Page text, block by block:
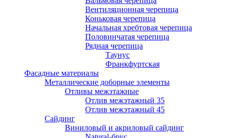
Вентиляционная черепица
Коньковая черепица
Начальная хребтовая черепица
Половинчатая черепица
Рядная черепица
Таунус
Франкфуртская
Фасадные материалы
Металлические доборные элементы
Отливы межэтажные
Отлив межэтажный 35
Отлив межэтажный 45
Сайдинг
Виниловый и акриловый сайдинг